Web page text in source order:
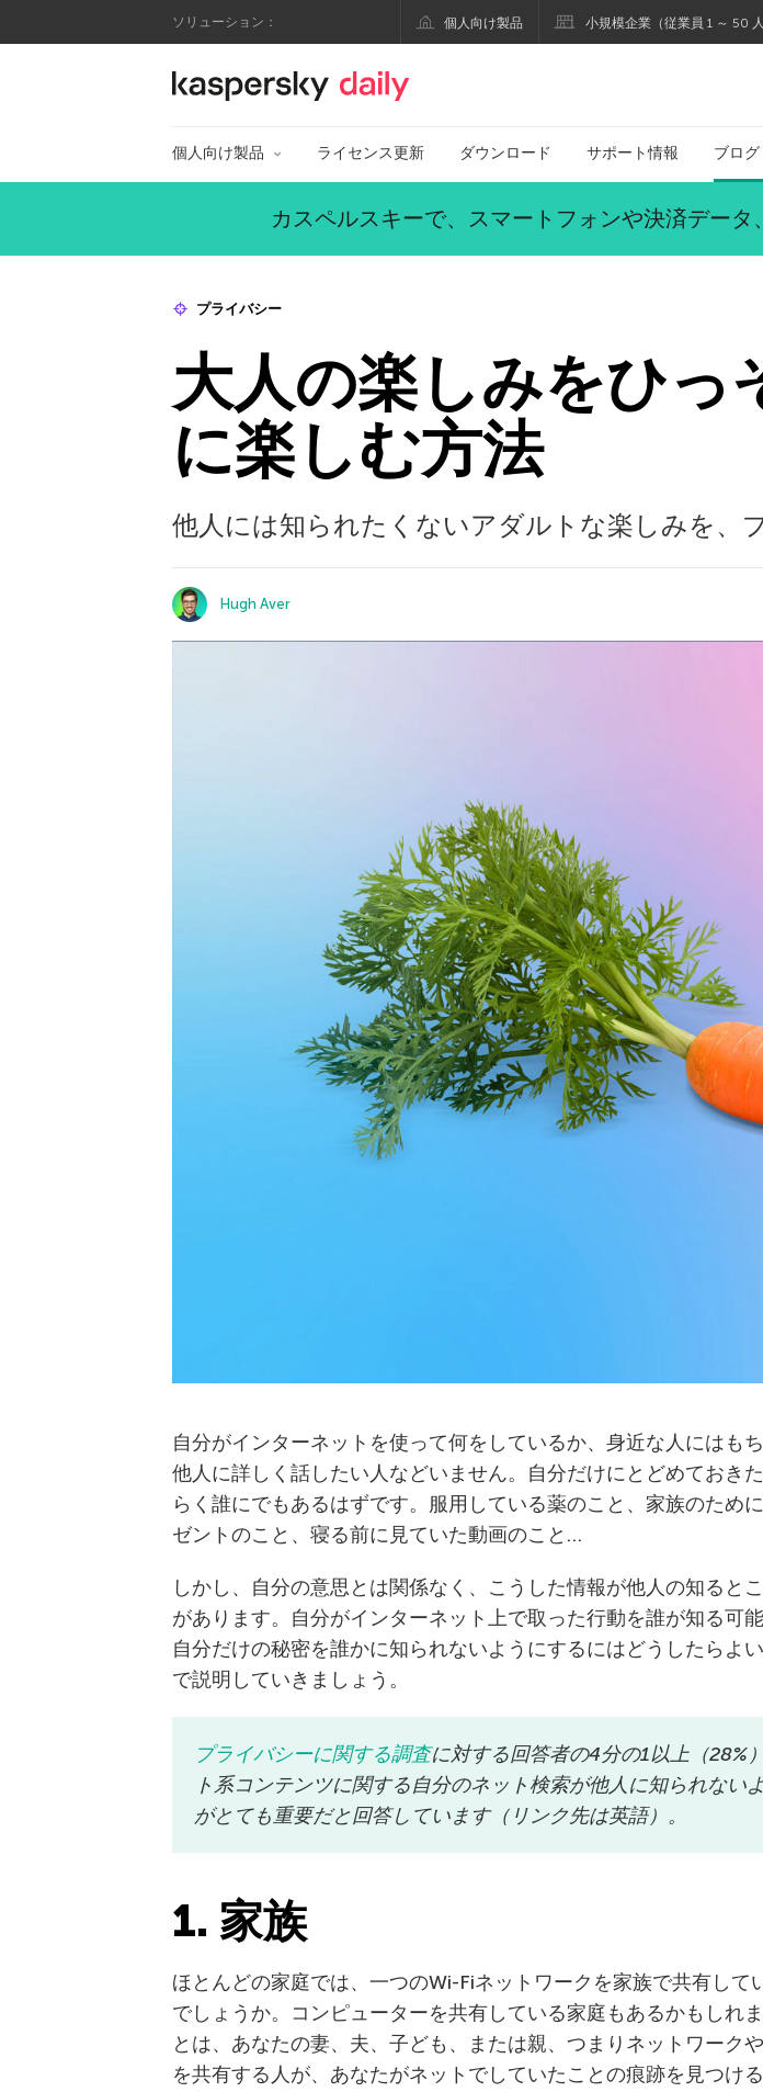
ソリューション： 個人向け製品 小規模企業（従業員 1 ～ 50 人
カスペルスキー公式ブログ
個人向け製品 ライセンス更新 ダウンロード サポート情報 ブログ
カスペルスキーで、スマートフォンや決済デー
プライバシー
大人の楽しみをひっ
に楽しむ方法
他人には知られたくないアダルトな楽しみを、
Hugh Aver
自分がインターネットを使って何をしているか、身近な人にはも
他人に詳しく話したい人などいません。自分だけにとどめておき
らく誰にでもあるはずです。服用している薬のこと、家族のため
ゼントのこと、寝る前に見ていた動画のこと…
しかし、自分の意思とは関係なく、こうした情報が他人の知ると
があります。自分がインターネット上で取った行動を誰が知る可能
自分だけの秘密を誰かに知られないようにするにはどうしたらよ
で説明していきましょう。
プライバシーに関する調査に対する回答者の4分の1以上（28%
ト系コンテンツに関する自分のネット検索が他人に知られない
がとても重要だと回答しています（リンク先は英語）。
1. 家族
ほとんどの家庭では、一つのWi-Fiネットワークを家族で共有して
でしょうか。コンピューターを共有している家庭もあるかもしれ
とは、あなたの妻、夫、子ども、または親、つまりネットワーク
を共有する人が、あなたがネットでしていたことの痕跡を見つけ